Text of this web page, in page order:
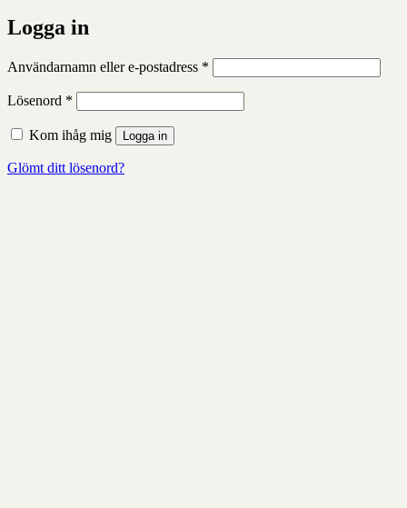
Logga in
Användarnamn eller e-postadress *
Lösenord *
Kom ihåg mig Logga in
Glömt ditt lösenord?